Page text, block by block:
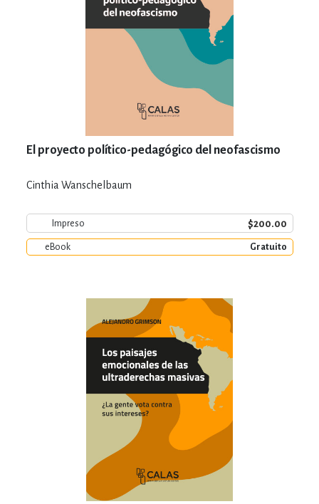
El proyecto político-pedagógico del neofascismo
Cinthia Wanschelbaum
Impreso $200.00
eBook Gratuito